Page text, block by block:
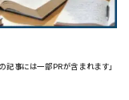
記事には一部PRが含まれます」